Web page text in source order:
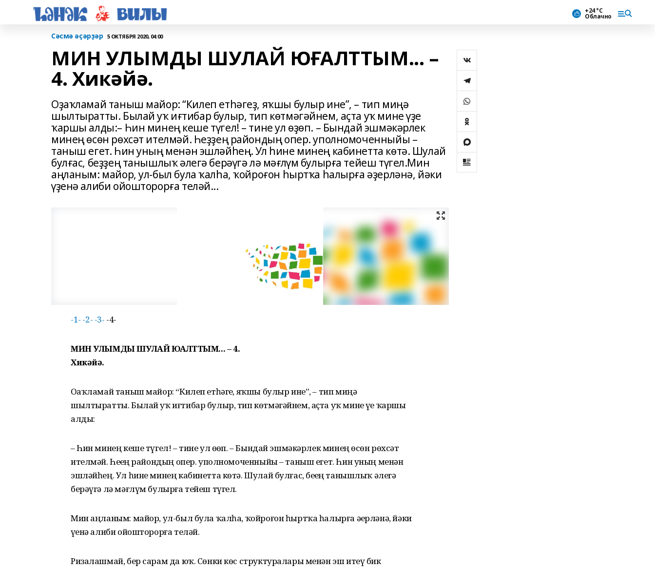
+24 °С
Облачно
Сәсмә әҫәрҙәр 5 ОКТЯБРЯ 2020, 04:00
МИН УЛЫМДЫ ШУЛАЙ ЮҒАЛТТЫМ... –
4. Хикәйә.
Оҙаҡламай таныш майор: “Килеп етһәгеҙ, яҡшы булыр ине”, – тип миңә
шылтыратты. Былай уҡ иғтибар булыр, тип көтмәгәйнем, аҫта уҡ мине үҙе
ҡаршы алды:– Һин минең кеше түгел! – тине ул өҙөп. – Бындай эшмәкәрлек
минең өсөн рөхсәт ителмәй. Һеҙҙең райондың опер. уполномоченныйы –
таныш егет. Һин уның менән эшләйһең. Ул һине минең кабинетта көтә. Шулай
булғас, беҙҙең танышлыҡ әлегә берәүгә лә мәғлүм булырға тейеш түгел.Мин
аңланым: майор, ул-был була ҡалһа, ҡойроғон һыртҡа һалырға әҙерләнә, йәки
үҙенә алиби ойошторорға теләй...
-1- -2- -3- -4-
МИН УЛЫМДЫ ШУЛАЙ ЮҒАЛТТЫМ... –4.
Хикәйә.
Оҙаҡламай таныш майор: “Килеп етһәгеҙ, яҡшы булыр ине”, – тип миңә
шылтыратты. Былай уҡ иғтибар булыр, тип көтмәгәйнем, аҫта уҡ мине үҙе ҡаршы
алды:
– Һин минең кеше түгел! – тине ул өҙөп. – Бындай эшмәкәрлек минең өсөн рөхсәт
ителмәй. Һеҙҙең райондың опер. уполномоченныйы – таныш егет. Һин уның менән
эшләйһең. Ул һине минең кабинетта көтә. Шулай булғас, беҙҙең танышлыҡ әлегә
берәүгә лә мәғлүм булырға тейеш түгел.
Мин аңланым: майор, ул-был була ҡалһа, ҡойроғон һыртҡа һалырға әҙерләнә, йәки
үҙенә алиби ойошторорға теләй.
Ризалашмай, бер сарам да юҡ. Сөнки көс структуралары менән эш итеү бик